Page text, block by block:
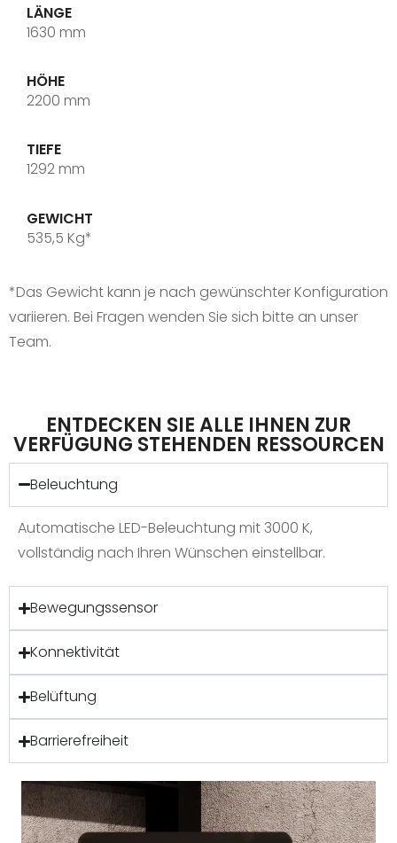
LÄNGE
1630 mm
HÖHE
2200 mm
TIEFE
1292 mm
GEWICHT
535,5 Kg*
*Das Gewicht kann je nach gewünschter Konfiguration
variieren. Bei Fragen wenden Sie sich bitte an unser
Team.
ENTDECKEN SIE ALLE IHNEN ZUR
VERFÜGUNG STEHENDEN RESSOURCEN
Beleuchtung
Automatische LED-Beleuchtung mit 3000 K,
vollständig nach Ihren Wünschen einstellbar.
Bewegungssensor
Konnektivität
Belüftung
Barrierefreiheit